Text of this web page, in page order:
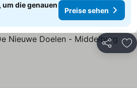
um die genauen
Preise sehen
Teilen